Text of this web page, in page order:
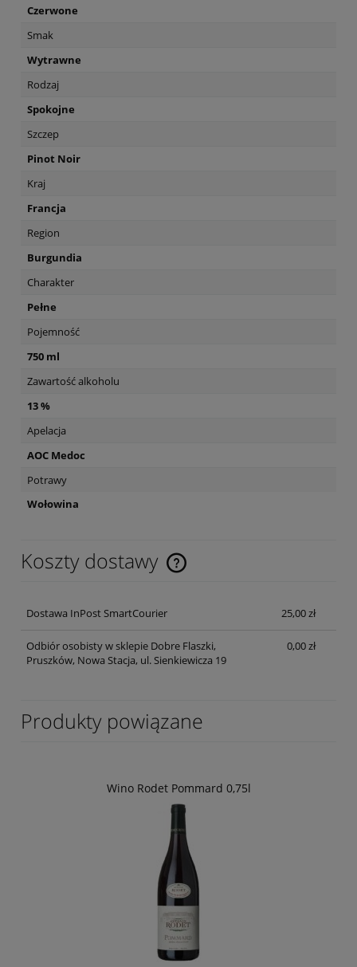
Czerwone
Smak
Wytrawne
Rodzaj
Spokojne
Szczep
Pinot Noir
Kraj
Francja
Region
Burgundia
Charakter
Pełne
Pojemność
750 ml
Zawartość alkoholu
13 %
Apelacja
AOC Medoc
Potrawy
Wołowina
Koszty dostawy
Cena nie zawiera ewentualnych kosztów płatności
Dostawa InPost SmartCourier 25,00 zł
Odbiór osobisty w sklepie Dobre Flaszki,
Pruszków, Nowa Stacja, ul. Sienkiewicza 19
0,00 zł
Produkty powiązane
Wino Rodet Pommard 0,75l